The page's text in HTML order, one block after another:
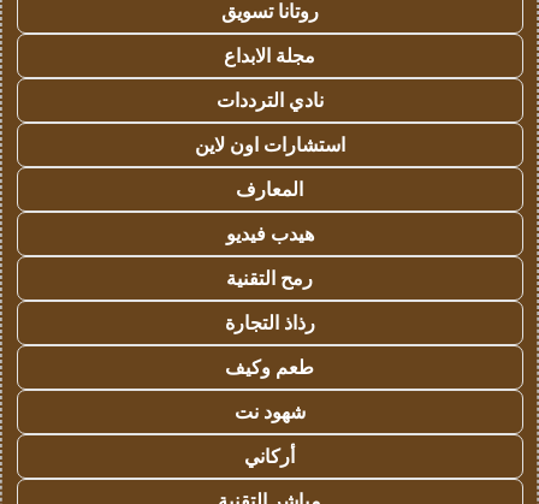
روتانا تسويق
مجلة الابداع
نادي الترددات
استشارات اون لاين
المعارف
هيدب فيديو
رمح التقنية
رذاذ التجارة
طعم وكيف
شهود نت
أركاني